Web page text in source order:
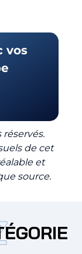
vos
réservés.
de cet
et
source.